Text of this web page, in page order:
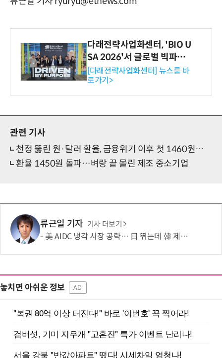
다래전략사업화센터, 'BIO U
SA 2026'서 글로벌 빅파마
와의 비즈니스 미팅 지원…K
-바이오 해외 진출 교두보 확
보
[다래전략사업화센터] 뉴스룸 바
로가기>
관련 기사
천정 뚫린 원·달러 환율, 금융위기 이후 첫 1460원대…진정 기미 없는 원화 약세
환율 1450원 돌파…벼랑 끝 몰린 제조 중소기업
류근일 기자 기사 더보기
美 AIDC 냉각 시장 공략… 日 뛰는데 韓 제자리
놓치면 아쉬운 정보 AD